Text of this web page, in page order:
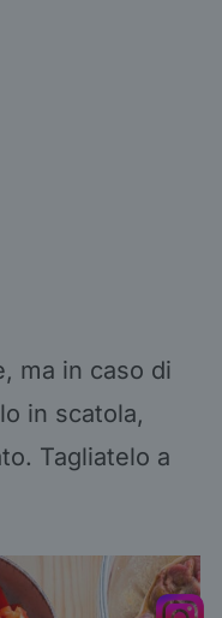
ma in caso di
in scatola,
Tagliatelo a